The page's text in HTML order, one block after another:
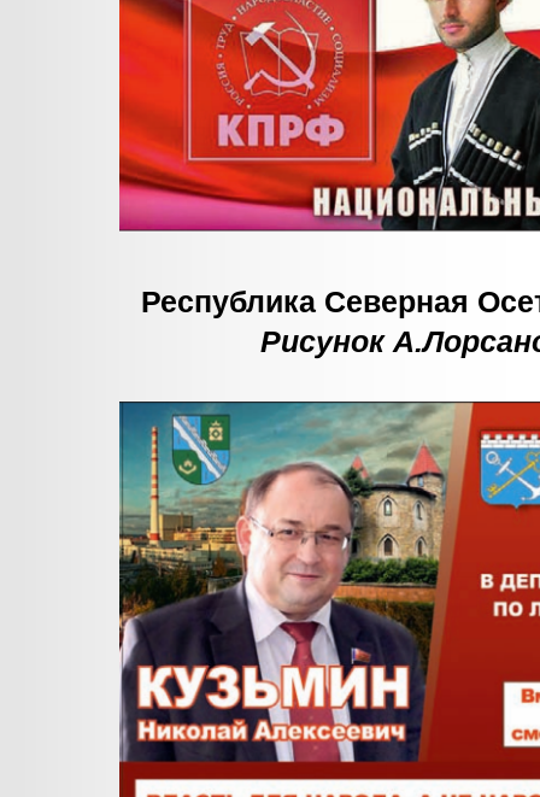
Республика Северная
Рисунок